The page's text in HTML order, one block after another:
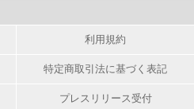
利用規約
特定商取引法に基づく表記
プレスリリース受付